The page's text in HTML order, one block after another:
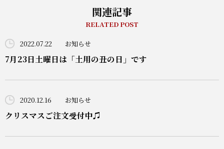
関連記事
RELATED POST
2022.07.22 お知らせ
7月23日土曜日は「土用の丑の日」です
2020.12.16 お知らせ
クリスマスご注文受付中♫